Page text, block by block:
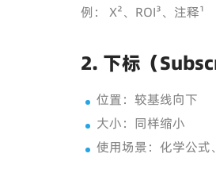
例： X²、ROI³、注释¹
2. 下标（
位置：较基线向下
大小：同样缩小
使用场景：化学公式